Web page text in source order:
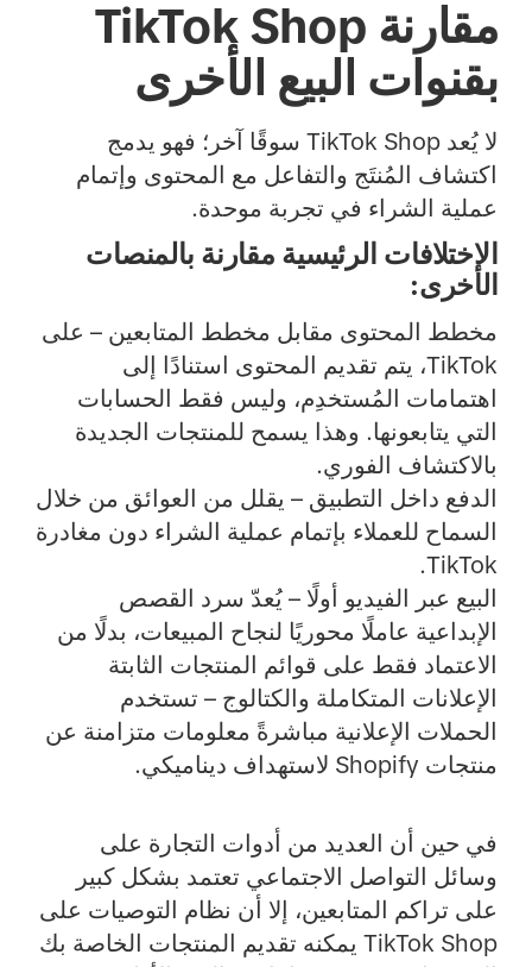
مقارنة TikTok Shop
بقنوات البيع الأخرى
لا يُعد TikTok Shop سوقًا آخر؛ فهو يدمج
اكتشاف المُنتَج والتفاعل مع المحتوى وإتمام
عملية الشراء في تجربة موحدة.
الاختلافات الرئيسية مقارنة بالمنصات
الأخرى:
مخطط المحتوى مقابل مخطط المتابعين – على
TikTok، يتم تقديم المحتوى استنادًا إلى
اهتمامات المُستخدِم، وليس فقط الحسابات
التي يتابعونها. وهذا يسمح للمنتجات الجديدة
بالاكتشاف الفوري.
الدفع داخل التطبيق – يقلل من العوائق من خلال
السماح للعملاء بإتمام عملية الشراء دون مغادرة
TikTok.
البيع عبر الفيديو أولًا – يُعدّ سرد القصص
الإبداعية عاملًا محوريًا لنجاح المبيعات، بدلًا من
الاعتماد فقط على قوائم المنتجات الثابتة
الإعلانات المتكاملة والكتالوج – تستخدم
الحملات الإعلانية مباشرةً معلومات متزامنة عن
منتجات Shopify لاستهداف ديناميكي.
في حين أن العديد من أدوات التجارة على
وسائل التواصل الاجتماعي تعتمد بشكل كبير
على تراكم المتابعين، إلا أن نظام التوصيات على
TikTok Shop يمكنه تقديم المنتجات الخاصة بك